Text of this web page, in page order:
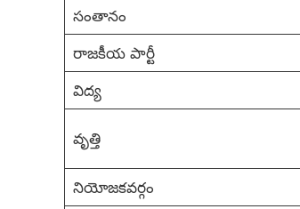
సంతానం
రాజకీయ పార్టీ
విద్య
వృత్తి
నియోజకవర్గం